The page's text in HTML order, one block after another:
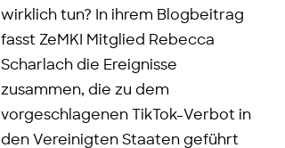
wirklich tun? In ihrem Blogbeitrag
fasst ZeMKI Mitglied Rebecca
Scharlach die Ereignisse
zusammen, die zu dem
vorgeschlagenen TikTok-Verbot in
den Vereinigten Staaten geführt